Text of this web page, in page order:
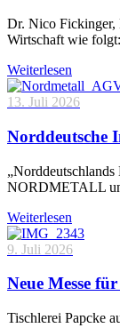
Dr. Nico Fickinger,
Wirtschaft wie
Weiterlesen
13. Juli 2026
Norddeutsche
NORDMETALL
Weiterlesen
9. Juli 2026
Neue Messe
Tischlerei Papcke